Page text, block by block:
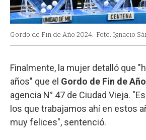
Gordo de Fin de Año 2024. Foto: Ignacio
Finalmente, la mujer detalló que
años" que el Gordo de Fin de Año
agencia N° 47 de Ciudad Vieja.
los que trabajamos ahí en estos
muy felices", sentenció.